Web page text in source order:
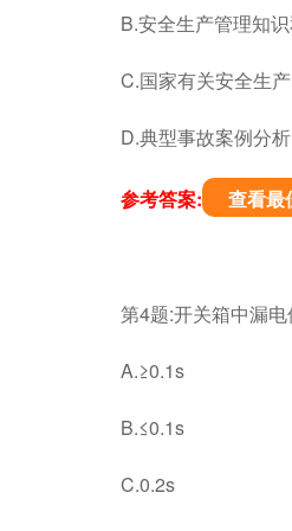
B.安全生产管理知
C.国家有关安全生
D.典型事故案例分析
参考答案: 查看最
第4题:开关箱中漏
A.≥0.1s
B.≤0.1s
C.0.2s